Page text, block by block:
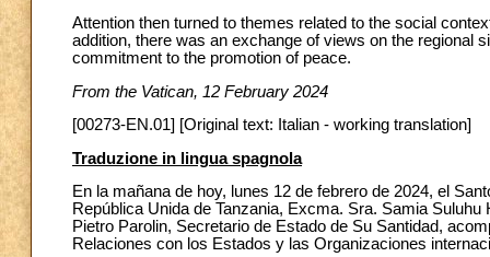
Attention then turned to themes related to the social
addition, there was an exchange of views on the regional
commitment to the promotion of peace.
From the Vatican, 12 February 2024
[00273-EN.01] [Original text: Italian - working translation]
Traduzione in lingua spagnola
En la mañana de hoy, lunes 12 de febrero de 2024, el
República Unida de Tanzania, Excma. Sra. Samia
Pietro Parolin, Secretario de Estado de Su Santidad,
Relaciones con los Estados y las Organizaciones